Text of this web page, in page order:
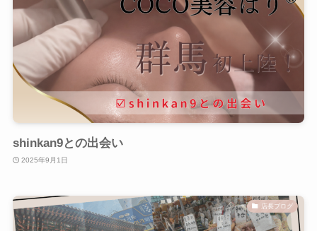
shinkan9との出会い
2025年9月1日
店長ブログ